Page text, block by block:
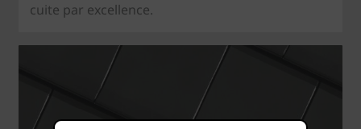
cuite par excellence.